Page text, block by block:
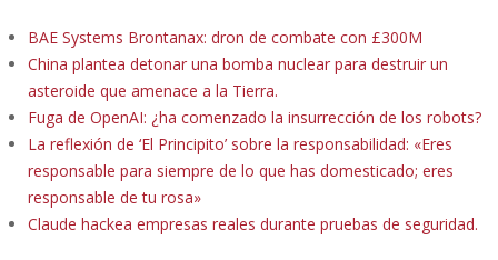
BAE Systems Brontanax: dron de combate con £300M
China plantea detonar una bomba nuclear para destruir un
asteroide que amenace a la Tierra.
Fuga de OpenAI: ¿ha comenzado la insurrección de los robots?
La reflexión de ‘El Principito’ sobre la responsabilidad: «Eres
responsable para siempre de lo que has domesticado; eres
responsable de tu rosa»
Claude hackea empresas reales durante pruebas de seguridad.